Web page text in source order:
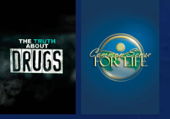
צפה צפה